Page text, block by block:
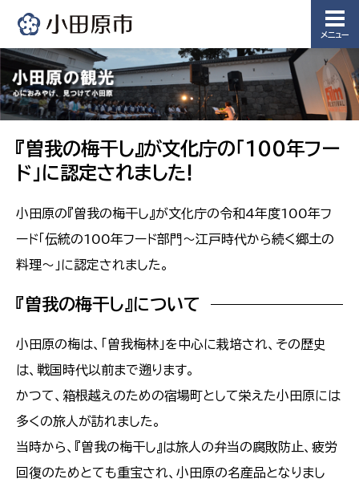
メニュー
『曽我の梅干し』が文化庁の「100年フー
ド」に認定されました!
小田原の『曽我の梅干し』が文化庁の令和4年度100年フ
ード「伝統の100年フード部門～江戸時代から続く郷土の
料理～」に認定されました。
『曽我の梅干し』について
小田原の梅は、「曽我梅林」を中心に栽培され、その歴史
は、戦国時代以前まで遡ります。
かつて、箱根越えのための宿場町として栄えた小田原には
多くの旅人が訪れました。
当時から、『曽我の梅干し』は旅人の弁当の腐敗防止、疲労
回復のためとても重宝され、小田原の名産品となりまし